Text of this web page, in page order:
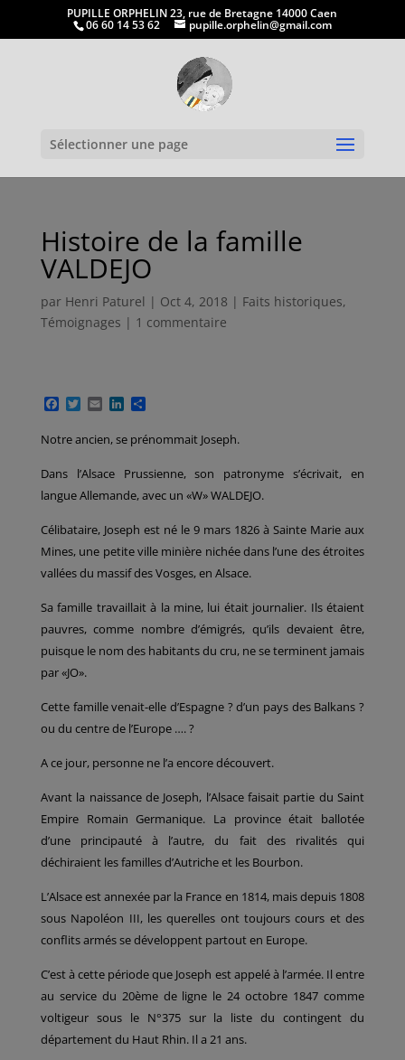
PUPILLE ORPHELIN 23, rue de Bretagne 14000 Caen
06 60 14 53 62 pupille.orphelin@gmail.com
Sélectionner une page
Histoire de la famille
VALDEJO
par Henri Paturel | Oct 4, 2018 | Faits historiques,
Témoignages | 1 commentaire
F
c
e
o
o
k
T
i
t
e
r
E
a
i
L
n
k
d
I
n
P
r
t
g
e
r
Notre ancien, se prénommait Joseph.
Dans l’Alsace Prussienne, son patronyme s’écrivait, en
langue Allemande, avec un «W» WALDEJO.
Célibataire, Joseph est né le 9 mars 1826 à Sainte Marie aux
Mines, une petite ville minière nichée dans l’une des étroites
vallées du massif des Vosges, en Alsace.
Sa famille travaillait à la mine, lui était journalier. Ils étaient
pauvres, comme nombre d’émigrés, qu’ils devaient être,
puisque le nom des habitants du cru, ne se terminent jamais
par «JO».
Cette famille venait-elle d’Espagne ? d’un pays des Balkans ?
ou du centre de l’Europe …. ?
A ce jour, personne ne l’a encore découvert.
Avant la naissance de Joseph, l’Alsace faisait partie du Saint
Empire Romain Germanique. La province était ballotée
d’une principauté à l’autre, du fait des rivalités qui
déchiraient les familles d’Autriche et les Bourbon.
L’Alsace est annexée par la France en 1814, mais depuis 1808
sous Napoléon III, les querelles ont toujours cours et des
conflits armés se développent partout en Europe.
C’est à cette période que Joseph est appelé à l’armée. Il entre
au service du 20ème de ligne le 24 octobre 1847 comme
voltigeur sous le N°375 sur la liste du contingent du
département du Haut Rhin. Il a 21 ans.